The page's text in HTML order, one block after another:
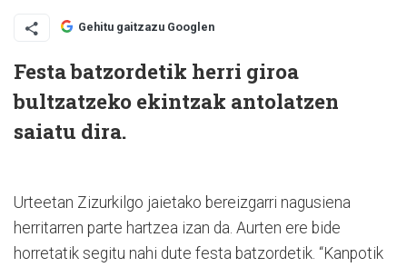
Gehitu gaitzazu Googlen
Festa batzordetik herri giroa
bultzatzeko ekintzak antolatzen
saiatu dira.
Urteetan Zizurkilgo jaietako bereizgarri nagusiena
herritarren parte hartzea izan da. Aurten ere bide
horretatik segitu nahi dute festa batzordetik. “Kanpotik